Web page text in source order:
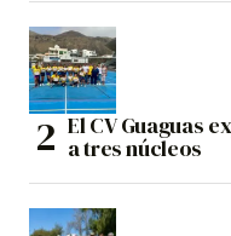
El CV Guaguas
a tres núcleos